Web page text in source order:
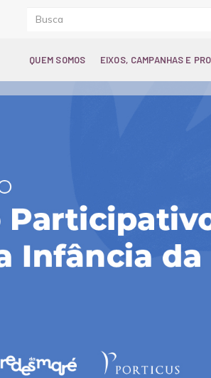
QUEM SOMOS EIXOS, CAMPANHAS E